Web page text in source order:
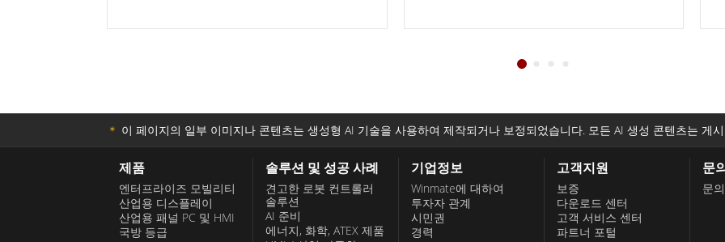
＊ 이 페이지의 일부 이미지나 콘텐츠는 생성형 AI 기술을 사용하여 제작되거나 보정되었습니다. 모든 AI 생성 콘텐츠는 게
제품
엔터프라이즈 모빌리티
산업용 디스플레이
산업용 패널 PC 및 HMI
국방 등급
솔루션 및 성공 사례
견고한 로봇 컨트롤러
솔루션
AI 준비
에너지, 화학, ATEX 제품
기업정보
Winmate에 대하여
투자자 관계
시민권
경력
고객지원
보증
다운로드 센터
고객 서비스 센터
파트너 포털
문
문